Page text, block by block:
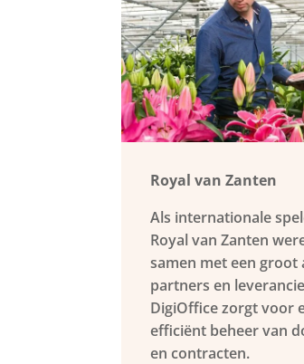
Royal van Zanten
Als internationale
Royal van Zanten
samen met een groot
partners en
DigiOffice zorgt voor
efficiënt beheer van
en contracten.